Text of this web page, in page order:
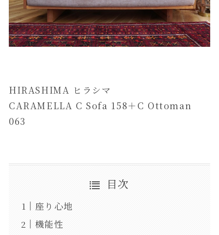
HIRASHIMA ヒラシマ
CARAMELLA C Sofa 158＋C Ottoman
063
目次
座り心地
機能性